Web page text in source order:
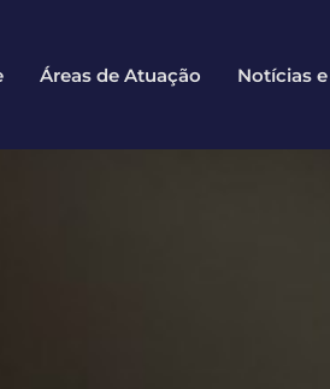
Áreas de Atuação Notícias